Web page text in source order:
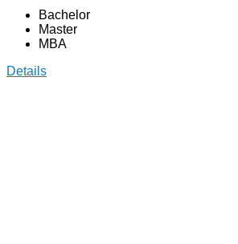
Bachelor
Master
MBA
Details